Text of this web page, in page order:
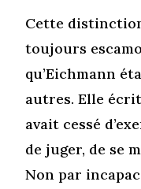
Cette
toujours
qu’Eichmann
autres. Elle
avait cessé
de juger, de se
Non par